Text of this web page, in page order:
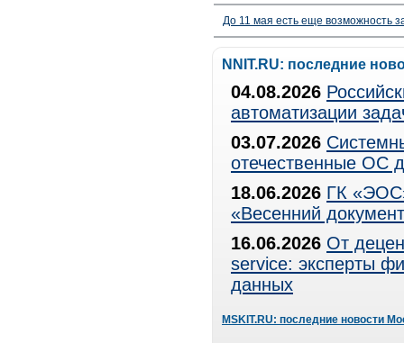
До 11 мая есть еще возможность
NNIT.RU: последние
04.08.2026
автоматизации
03.07.2026
отечественные ОС
18.06.2026 ГК
«Весенний
16.06.2026 От
service: эксперты
данных
MSKIT.RU: последние новости